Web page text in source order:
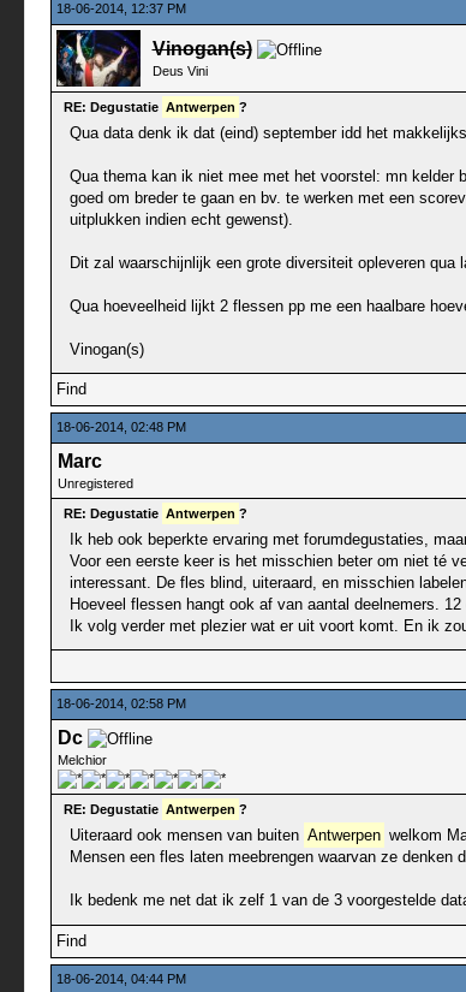
18-06-2014, 12:37 PM
Vinogan(s)
Deus Vini
RE: Degustatie Antwerpen ?
Qua data denk ik dat (eind) september idd het
Qua thema kan ik niet mee met het voorstel: mn kelder
goed om breder te gaan en bv. te werken met een
uitplukken indien echt gewenst).
Dit zal waarschijnlijk een grote diversiteit opleveren
Qua hoeveelheid lijkt 2 flessen pp me een haalbare
Vinogan(s)
Find
18-06-2014, 02:48 PM
Marc
Unregistered
RE: Degustatie Antwerpen ?
Ik heb ook beperkte ervaring met forumdegustaties,
Voor een eerste keer is het misschien beter om niet té
interessant. De fles blind, uiteraard, en misschien
Hoeveel flessen hangt ook af van aantal deelnemers.
Ik volg verder met plezier wat er uit voort komt. En ik
18-06-2014, 02:58 PM
Dc
Melchior
RE: Degustatie Antwerpen ?
Uiteraard ook mensen van buiten Antwerpen welkom
Mensen een fles laten meebrengen waarvan ze
Ik bedenk me net dat ik zelf 1 van de 3 voorgestelde
Find
18-06-2014, 04:44 PM